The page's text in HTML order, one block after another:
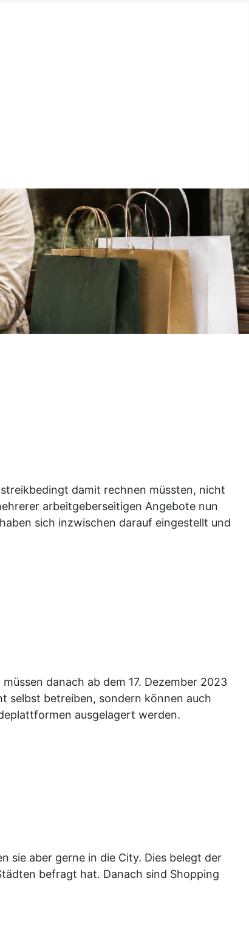
damit rechnen müssten, nicht
arbeitgeberseitigen Angebote nun
sich inzwischen darauf eingestellt und
danach ab dem 17. Dezember 2023
selbst betreiben, sondern können auch
ausgelagert werden.
sie aber gerne in die City. Dies belegt der
befragt hat. Danach sind Shopping